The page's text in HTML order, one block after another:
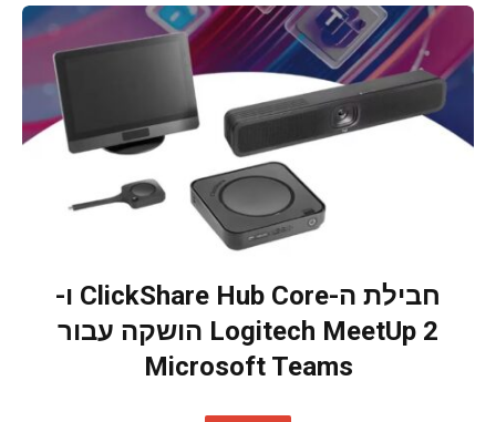
חבילת ה-ClickShare Hub Core ו-
Logitech MeetUp 2 הושקה עבור
Microsoft Teams